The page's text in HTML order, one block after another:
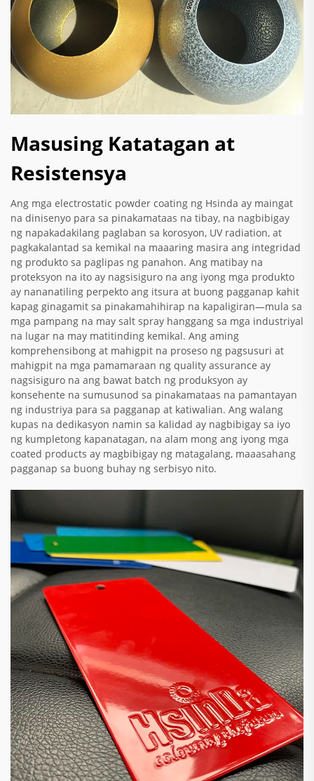
Masusing Katatagan at
Resistensya
Ang mga electrostatic powder coating ng Hsinda ay maingat
na dinisenyo para sa pinakamataas na tibay, na nagbibigay
ng napakadakilang paglaban sa korosyon, UV radiation, at
pagkakalantad sa kemikal na maaaring masira ang integridad
ng produkto sa paglipas ng panahon. Ang matibay na
proteksyon na ito ay nagsisiguro na ang iyong mga produkto
ay nananatiling perpekto ang itsura at buong pagganap kahit
kapag ginagamit sa pinakamahihirap na kapaligiran—mula sa
mga pampang na may salt spray hanggang sa mga industriyal
na lugar na may matitinding kemikal. Ang aming
komprehensibong at mahigpit na proseso ng pagsusuri at
mahigpit na mga pamamaraan ng quality assurance ay
nagsisiguro na ang bawat batch ng produksyon ay
konsehente na sumusunod sa pinakamataas na pamantayan
ng industriya para sa pagganap at katiwalian. Ang walang
kupas na dedikasyon namin sa kalidad ay nagbibigay sa iyo
ng kumpletong kapanatagan, na alam mong ang iyong mga
coated products ay magbibigay ng matagalang, maaasahang
pagganap sa buong buhay ng serbisyo nito.